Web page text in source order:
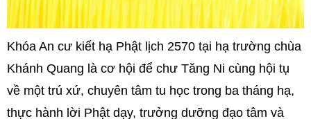
Khóa An cư kiết hạ Phật lịch 2570 tại hạ trường chùa
Khánh Quang là cơ hội để chư Tăng Ni cùng hội tụ
về một trú xứ, chuyên tâm tu học trong ba tháng hạ,
thực hành lời Phật dạy, trưởng dưỡng đạo tâm và